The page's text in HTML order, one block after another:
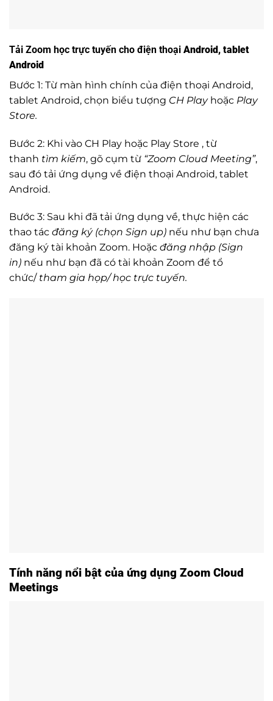
Tải Zoom học trực tuyến cho điện thoại Android, tablet
Android
Bước 1: Từ màn hình chính của điện thoại Android,
tablet Android, chọn biểu tượng CH Playhoặc Play
Store.
Bước 2: Khi vào CH Play hoặc Play Store , từ
thanh tìm kiếm, gõ cụm từ “Zoom Cloud Meeting”,
sau đó tải ứng dụng về điện thoại Android, tablet
Android.
Bước 3: Sau khi đã tải ứng dụng về, thực hiện các
thao tác đăng ký (chọn Sign up) nếu như bạn chưa
đăng ký tài khoản Zoom. Hoặc đăng nhập (Sign
in) nếu như bạn đã có tài khoản Zoom để tổ
chức/ tham gia họp/ học trực tuyến.
Tính năng nổi bật của ứng dụng Zoom Cloud
Meetings